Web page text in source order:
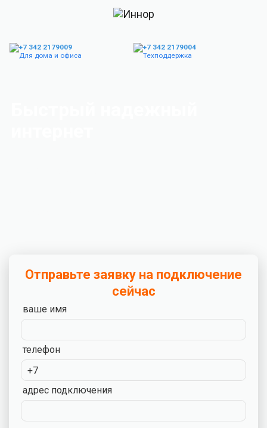
+7 342 2179009
Для дома и офиса
+7 342 2179004
Техподдержка
Отправьте заявку на подключение
сейчас
ваше имя
телефон
адрес подключения